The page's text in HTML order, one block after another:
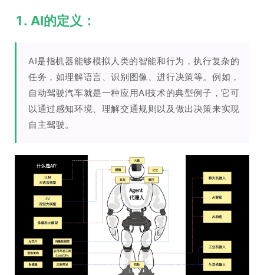
1. AI的定义：
AI是指机器能够模拟人类的智能和行为，执行复杂的
任务，如理解语言、识别图像、进行决策等。例如，
自动驾驶汽车就是一种应用AI技术的典型例子，它可
以通过感知环境、理解交通规则以及做出决策来实现
自主驾驶。